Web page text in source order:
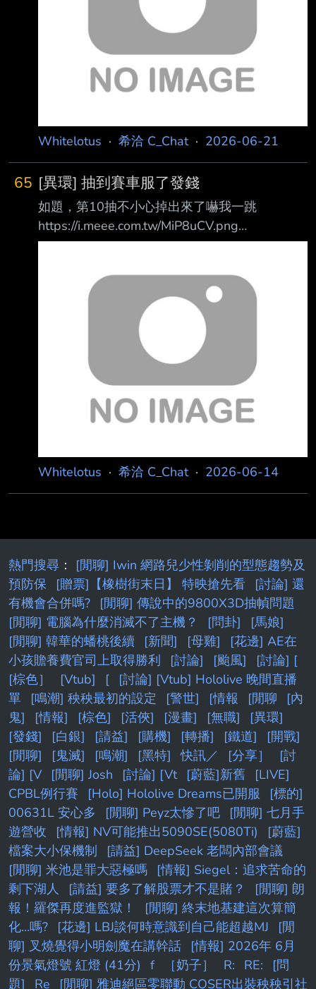
帶走(推文別再叫我湊200拿衣服喔，已經抽到
了) 以下是隨手拍的安魂曲： 要升天了的安魂曲
https://i.meee.com.tw/7a7b0TO.png 想蓋人家火
Whitelotus · 希洽 C_Chat· 2026-06-21
65 [異環] 抽到賽車服了發錢
如題，第10抽不小心掉出來了嚇我一跳
https://i.meee.com.tw/MiP8uCV.png
https://i.meee.com.tw/SwzwIkG.png 這下保時捷
大家同樂 推文不限前50名稅前20P 以下是拿到
賽車服後很開心去拍的照片 非常吃身材的緊身
服 https://i.meee.com.tw/PHRKn9T.png 那個肚
臍的凹陷跟腰部的皺褶真的很神
https://i.meee.com.tw/wYfkPYU.png 那個緊實的
Whitelotus · 希洽 C_Chat· 2026-06-14
熱門搜尋 ： [閒聊] Iwin 網路兒少性剝削的型態趨勢及
預防保
[贈票]【橡樹街末日】 特映搶先看
[討論] 還
有機會合併嗎?
[閒聊] 傳說中的9800X3D抽幀問題
[閒聊] 電腦為什麼消滅不了主機？
[問卦]
[馬娘]
[閒聊] 韓華的蟠桃後續
[新聞] [母雞]
[花邊] AE在
小孩贍養費官司上取得勝利
[討論] [颱風]
[討論] [
[棕色］
[Vtub] [
[討論] [Vtub] Hololive 晚間直播
單
[鳴潮] 秧秧最初的設定 [警世] [情報 [閒聊
[內
鬼]
[情報] [棕色] [活俠] [漫畫] [無職]
[異環]
[發錢]
[白銀] [請益] [購機] [轉播] [鐵道]
[開戰]
[閒聊]
[鬼滅] [鳴潮] [黑特] 快訊／ [分享］
[討
論] [V
[閒聊] Josh [討論] [Vt [蔚藍]新舊
[LIVE]
CPBL例行賽
[Holo] Hololive Dreams已開服
[標的]
00631L 安心多
[閒聊] Peyz太慘了吧
[閒聊] 七月手
遊營收
[情報] NV可能推出5090SE(5080Ti)
[蔚藍]
檔案大小保機制
[請益] DeepSeek 老闆內部會議
[閒聊] 米池是罪大惡極嗎
[情報] Siegel：追求苦命的
剩下湖人
[請益] 要多了解股票才不是賭？
[閒聊] 朗
報！羅傑再度進監獄！
[閒聊] 終末地基建這次算簡
化...嗎?
[花邊] LBJ談何時意識到自己能超越MJ
[閒
聊] 叉燒覺得小明劍魔在講幹話
[情報] 2026年 6月
份景氣燈號 紅燈 (41分)
f ［奶子］ R: RE:
[問
題]
Re [閒聊] 雅迪絕區零聯動 COSER出裝秧秧引社